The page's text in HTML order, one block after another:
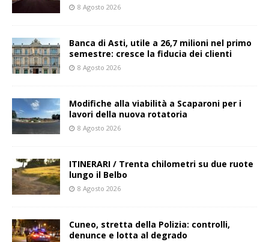
8 Agosto 2026
Banca di Asti, utile a 26,7 milioni nel primo
semestre: cresce la fiducia dei clienti
8 Agosto 2026
Modifiche alla viabilità a Scaparoni per i
lavori della nuova rotatoria
8 Agosto 2026
ITINERARI / Trenta chilometri su due ruote
lungo il Belbo
8 Agosto 2026
Cuneo, stretta della Polizia: controlli,
denunce e lotta al degrado